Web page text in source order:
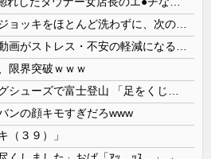
限界突破ｗｗｗ
ンの顔キモすぎだろwww
（３９）」